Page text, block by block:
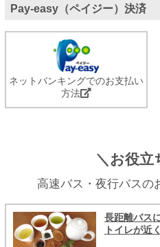
Pay-easy（ペイジー）決済
ネットバンキングでのお支払い
方法
＼お役立
高速バス・夜行バスの
長距離バス
トイレが近